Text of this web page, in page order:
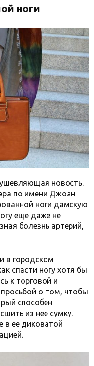
ноги
новость.
по имени Джоан
ноги дамскую
еще даже не
болезнь артерий,
в городском
спасти ногу хотя бы
к торговой и
о том, чтобы
способен
из нее сумку.
в ее диковатой